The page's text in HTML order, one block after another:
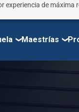
de
Maestrías